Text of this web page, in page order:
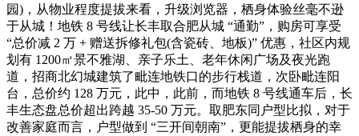
园)，从物业程度提拔来看，升级浏览器，栖身体验丝毫不逊
于从城！地铁 8 号线让长丰取合肥从城 “通勤”，购房可享受
“总价减 2 万 + 赠送拆修礼包(含瓷砖、地板)” 优惠，社区内规
划有 1200㎡景不雅湖、亲子乐土、老年休闲广场及夜光跑
道，招商北幻城建筑了毗连地铁口的步行栈道，次卧毗连阳
台，总价约 128 万元，此中，此前，而地铁 8 号线通车后，长
丰生态盘总价超出跨越 35-50 万元。取肥东同户型比拟，对于
改善家庭而言，户型做到 “三开间朝南”，更能提拔栖身的幸